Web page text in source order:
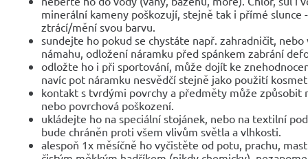
minerální kameny poškozují, stejně tak i přímé slunce
ztrácí/mění svou barvu.
sundejte ho pokud se chystáte např. zahradničit,
námahu, odložení náramku před spánkem zabrání
odložte ho i při sportování, může dojít ke
navíc pot náramku nesvědčí stejně jako použití
kontakt s tvrdými povrchy a předměty může způsobit
nebo povrchová poškození.
ukládejte ho na speciální stojánek, nebo na textilní
bude chráněn proti všem vlivům světla a vlhkosti.
alespoň 1x měsíčně ho vyčistěte od potu, prachu,